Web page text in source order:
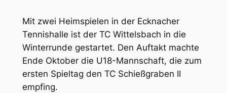
Mit zwei Heimspielen in der Ecknacher
Tennishalle ist der TC Wittelsbach in die
Winterrunde gestartet. Den Auftakt machte
Ende Oktober die U18-Mannschaft, die zum
ersten Spieltag den TC Schießgraben II
empfing.